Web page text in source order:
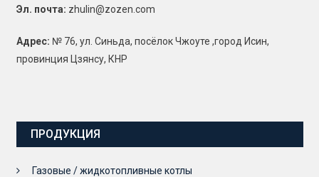
Эл. почта: zhulin@zozen.com
Адрес: № 76, ул. Синьда, посёлок Чжоуте ,город Исин,
провинция Цзянсу, КНР
ПРОДУКЦИЯ
Газовые / жидкотопливные котлы